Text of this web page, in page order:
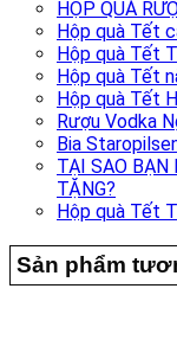
HỘP QUÀ
Hộp quà Tết
Hộp quà Tết
Hộp quà Tết
Hộp quà Tết
Rượu Vodka
Bia
TẠI SAO BẠN
TẶNG?
Hộp quà Tết
Sản phẩm